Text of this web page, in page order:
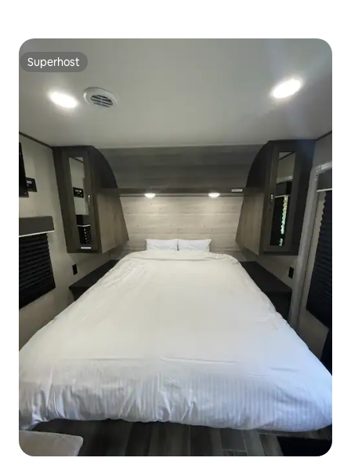
Superhost
Superhost